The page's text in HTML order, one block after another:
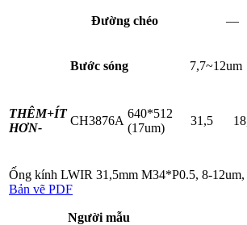
Đường chéo —
Bước sóng 7,7~12um
THÊM+ÍT
HƠN-
CH3876A
640*512
(17um)
31,5
Ống kính LWIR 31,5mm M34*P0.5, 8-
Bản vẽ PDF
Người mẫu